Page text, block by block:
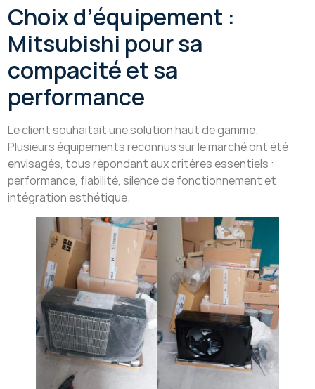
Choix d’équipement :
Mitsubishi pour sa
compacité et sa
performance
Le client souhaitait une solution haut de gamme.
Plusieurs équipements reconnus sur le marché ont été
envisagés, tous répondant aux critères essentiels :
performance, fiabilité, silence de fonctionnement et
intégration esthétique.